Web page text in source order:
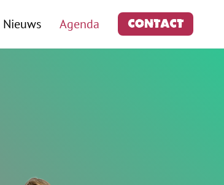
Nieuws Agenda Contact